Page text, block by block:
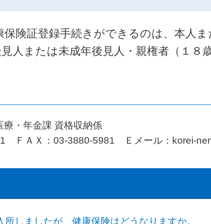
険証登録手続きができるのは、本人
人または未成年後見人・親権者（１８
・年金課 資格収納係
Ｘ：03-3880-5981 Ｅメール：korei-
しましたが、健康保険はどうなりますか。